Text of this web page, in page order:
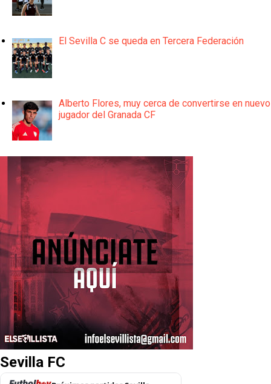
El Sevilla C se queda en Tercera Federación
Alberto Flores, muy cerca de convertirse en nuevo
jugador del Granada CF
Sevilla FC